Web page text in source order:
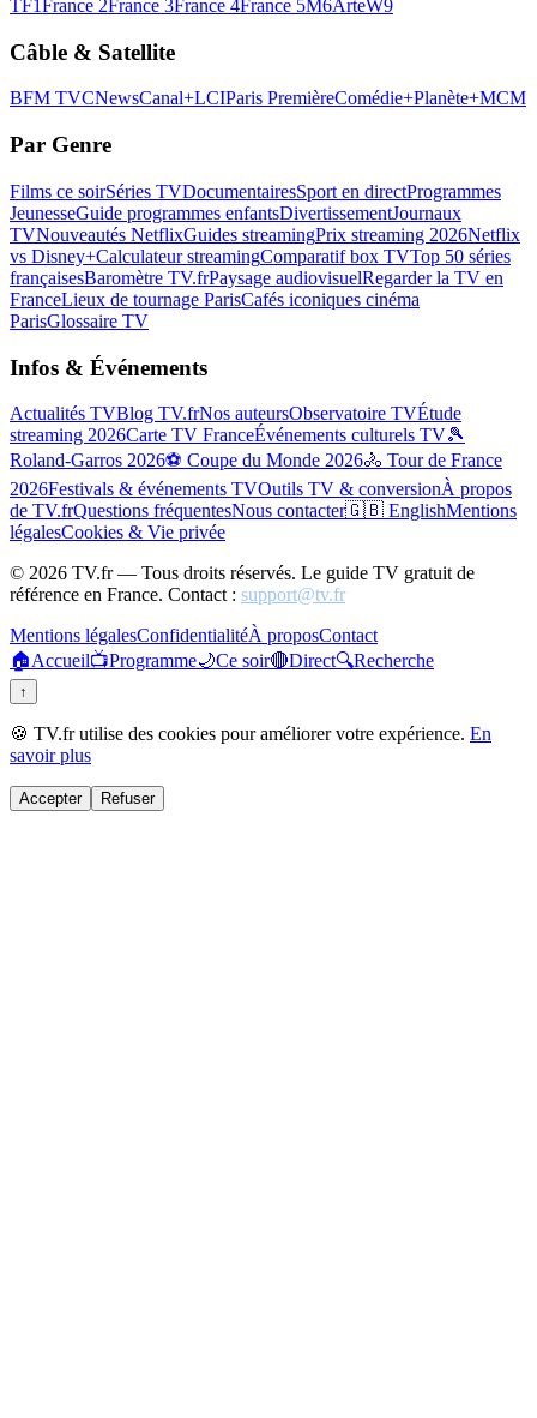
TF1 France 2 France 3France 4France 5M6ArteW9
Câble & Satellite
BFM TVCNewsCanal+LCIParis PremièreComédie+Planète+MCM
Par Genre
Films ce soirSéries TVDocumentairesSport en directProgrammes
JeunesseGuide programmes enfantsDivertissementJournaux
TVNouveautés NetflixGuides streamingPrix streaming 2026Netflix
vs Disney+Calculateur streamingComparatif box TVTop 50 séries
françaisesBaromètre TV.frPaysage audiovisuelRegarder la TV en
FranceLieux de tournage ParisCafés iconiques cinéma
ParisGlossaire TV
Infos & Événements
Actualités TVBlog TV.frNos auteursObservatoire TVÉtude
streaming 2026Carte TV FranceÉvénements culturels TV🎾
Roland-Garros 2026⚽ Coupe du Monde 2026🚴 Tour de France
2026Festivals & événements TVOutils TV & conversionÀ propos
de TV.frQuestions fréquentesNous contacter🇬🇧 EnglishMentions
légalesCookies & Vie privée
© 2026 TV.fr — Tous droits réservés. Le guide TV gratuit de
référence en France. Contact : support@tv.fr
Mentions légalesConfidentialitéÀ proposContact
🏠Accueil📺Programme🌙Ce soir🔴Direct🔍Recherche
↑
🍪 TV.fr utilise des cookies pour améliorer votre expérience. En
savoir plus
Accepter Refuser